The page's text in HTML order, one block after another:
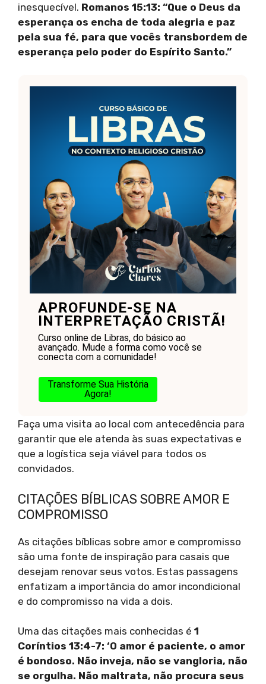
inesquecível. Romanos 15:13: “Que o Deus da
esperança os encha de toda alegria e paz
pela sua fé, para que vocês transbordem de
esperança pelo poder do Espírito Santo.”
APROFUNDE-SE NA
INTERPRETAÇÃO CRISTÃ!
Curso online de Libras, do básico ao
avançado. Mude a forma como você se
conecta com a comunidade!
Transforme Sua História
Agora!
Faça uma visita ao local com antecedência para
garantir que ele atenda às suas expectativas e
que a logística seja viável para todos os
convidados.
CITAÇÕES BÍBLICAS SOBRE AMOR E
COMPROMISSO
As citações bíblicas sobre amor e compromisso
são uma fonte de inspiração para casais que
desejam renovar seus votos. Estas passagens
enfatizam a importância do amor incondicional
e do compromisso na vida a dois.
Uma das citações mais conhecidas é 1
Coríntios 13:4-7: ‘O amor é paciente, o amor
é bondoso. Não inveja, não se vangloria, não
se orgulha. Não maltrata, não procura seus